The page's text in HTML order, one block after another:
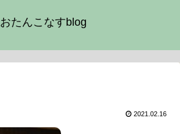
おたんこなすblog
2021.02.16